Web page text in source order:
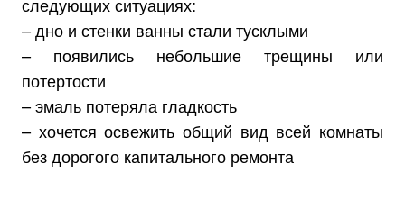
– дно и стенки ванны стали тусклыми
– появились небольшие трещины или
потертости
– эмаль потеряла гладкость
– хочется освежить общий вид всей комнаты
без дорогого капитального ремонта